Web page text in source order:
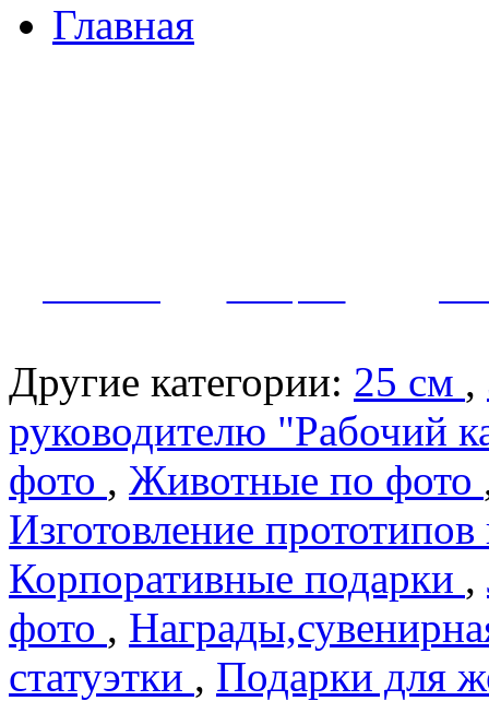
Главная
Другие категории: 25 см ,
руководителю "Рабочий
фото , Животные по фото
Изготовление
Корпоративные подарки ,
фото ,
статуэтки , Подарки для